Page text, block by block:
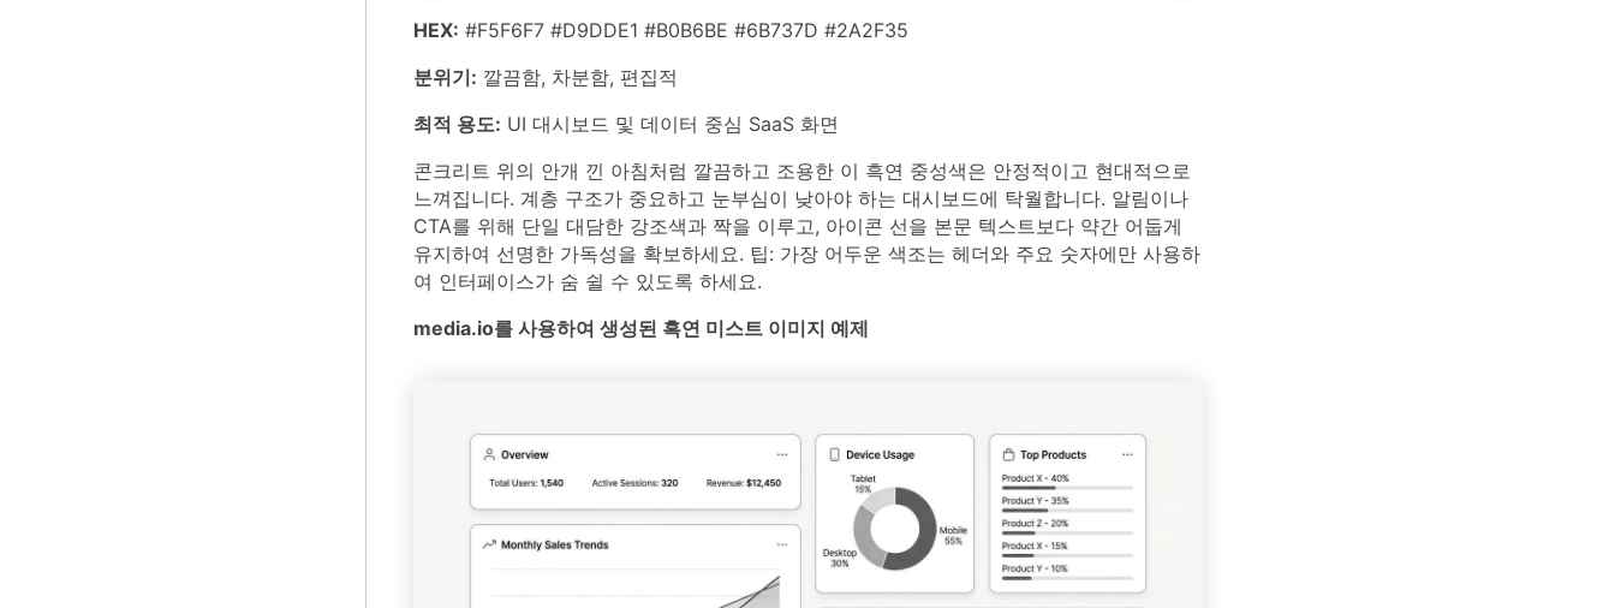
HEX: #F5F6F7 #D9DDE1 #B0B6BE #6B737D #2A2F35
분위기: 깔끔함, 차분함, 편집적
최적 용도: UI 대시보드 및 데이터 중심 SaaS 화면
콘크리트 위의 안개 낀 아침처럼 깔끔하고 조용한 이 흑연 중성색은 안정적이고 현대적으로
느껴집니다. 계층 구조가 중요하고 눈부심이 낮아야 하는 대시보드에 탁월합니다. 알림이나
CTA를 위해 단일 대담한 강조색과 짝을 이루고, 아이콘 선을 본문 텍스트보다 약간 어둡게
유지하여 선명한 가독성을 확보하세요. 팁: 가장 어두운 색조는 헤더와 주요 숫자에만 사용하
여 인터페이스가 숨 쉴 수 있도록 하세요.
media.io를 사용하여 생성된 흑연 미스트 이미지 예제